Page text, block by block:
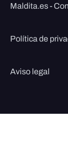
Maldita.es -
Política de
Aviso legal